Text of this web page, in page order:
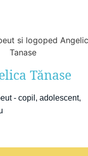
Tănase
- copil, adolescent,